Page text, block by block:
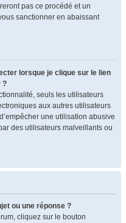
pas ce procédé et un
sanctionner en abaissant
lorsque je clique sur le lien
?
seuls les utilisateurs
aux autres utilisateurs
une utilisation abusive
des utilisateurs malveillants ou
ou une réponse ?
cliquez sur le bouton